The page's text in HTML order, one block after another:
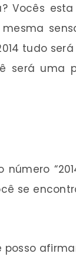
Vocês
tudo
será uma
número
se